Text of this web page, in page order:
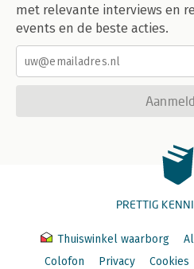
met relevante interviews en
events en de beste acties.
PRETTIG
Thuiswinkel waarborg
Colofon
Privacy Cookies